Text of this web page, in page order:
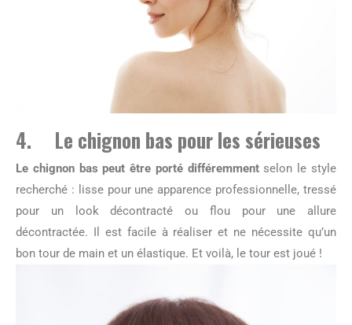
4. Le chignon bas pour les sérieuses
Le chignon bas peut être porté différemmentselon le style
recherché : lisse pour une apparence professionnelle, tressé
pour un look décontracté ou flou pour une allure
décontractée. Il est facile à réaliser et ne nécessite qu’un
bon tour de main et un élastique. Et voilà, le tour est joué !